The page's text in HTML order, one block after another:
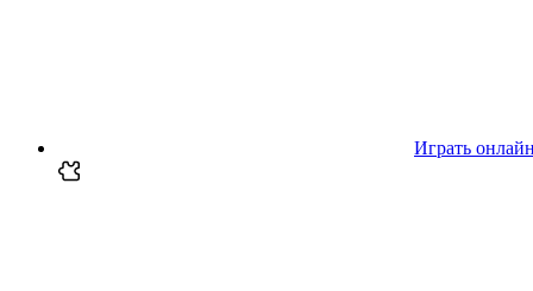
Играть онлайн